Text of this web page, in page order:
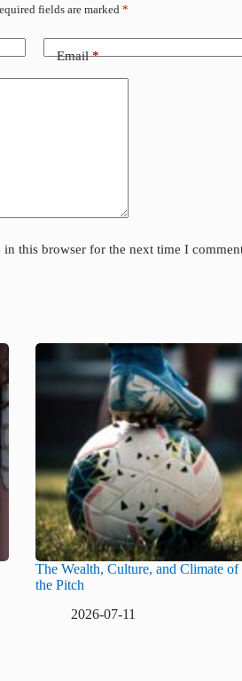
fields are marked *
Email*
in this browser for the next time I
The Wealth, Culture, and Climate of
the Pitch
2026-07-11